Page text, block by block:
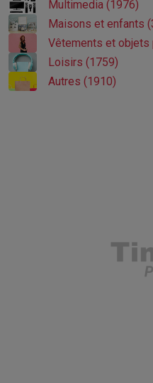
Multimedia (1976)
Maisons et enfants
Vêtements et objets
Loisirs (1759)
Autres (1910)